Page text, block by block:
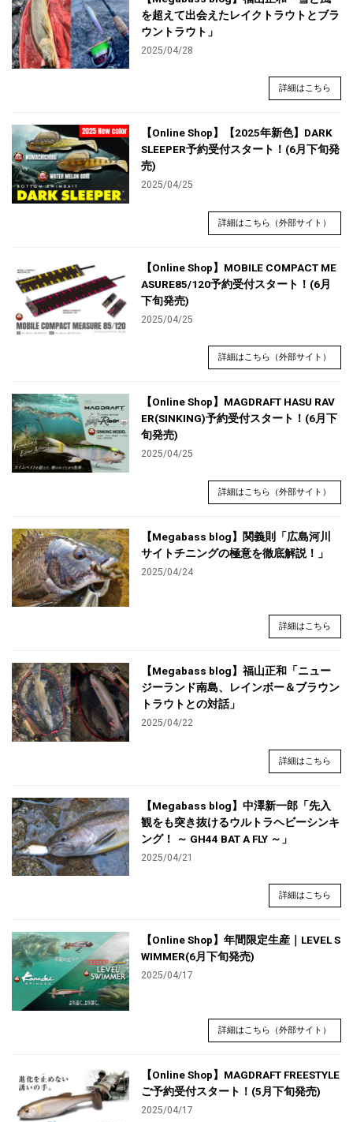
を超えて出会えたレイクトラウトとブラ
ウントラウト」
2025/04/28
詳細はこちら
【Online Shop】【2025年新色】DARK
SLEEPER予約受付スタート！(6月下旬発
売)
2025/04/25
詳細はこちら（外部サイト）
【Online Shop】MOBILE COMPACT ME
ASURE85/120予約受付スタート！(6月
下旬発売)
2025/04/25
詳細はこちら（外部サイト）
【Online Shop】MAGDRAFT HASU RAV
ER(SINKING)予約受付スタート！(6月下
旬発売)
2025/04/25
詳細はこちら（外部サイト）
【Megabass blog】関義則「広島河川
サイトチニングの極意を徹底解説！」
2025/04/24
詳細はこちら
【Megabass blog】福山正和「ニュー
ジーランド南島、レインボー＆ブラウン
トラウトとの対話」
2025/04/22
詳細はこちら
【Megabass blog】中澤新一郎「先入
観をも突き抜けるウルトラヘビーシンキ
ング！ ～ GH44 BAT A FLY ～」
2025/04/21
詳細はこちら
【Online Shop】年間限定生産｜LEVEL S
WIMMER(6月下旬発売)
2025/04/17
詳細はこちら（外部サイト）
【Online Shop】MAGDRAFT FREESTYLE
ご予約受付スタート！(5月下旬発売)
2025/04/17